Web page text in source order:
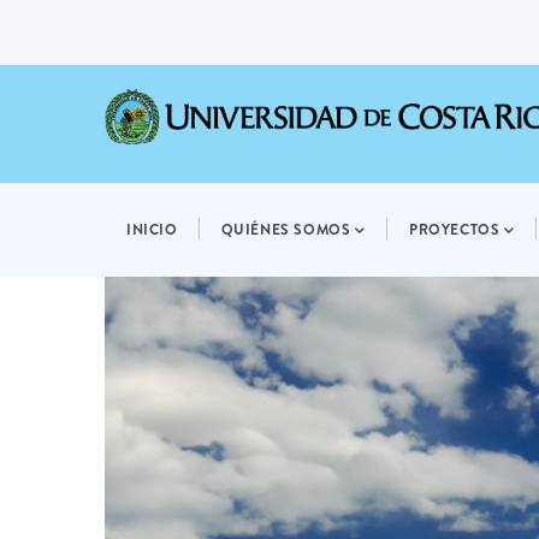
NAVIGATION
INICIO QUIÉNES SOMOS PROYECTOS